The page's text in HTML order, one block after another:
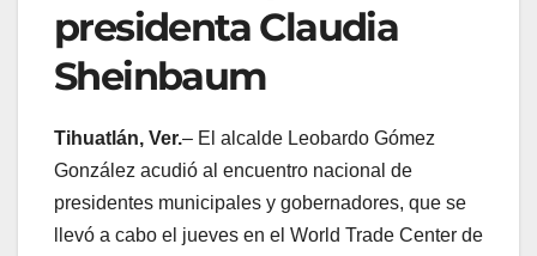
presidenta Claudia
Sheinbaum
Tihuatlán, Ver.– El alcalde Leobardo Gómez
González acudió al encuentro nacional de
presidentes municipales y gobernadores, que se
llevó a cabo el jueves en el World Trade Center de